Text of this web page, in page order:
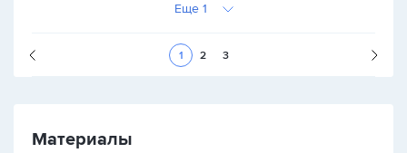
Еще 1
1 2 3
Следующая
Материалы